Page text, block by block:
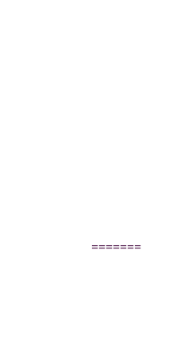
=======